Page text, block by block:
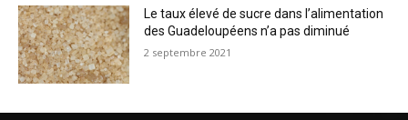
Le taux élevé de sucre dans l’alimentation
des Guadeloupéens n’a pas diminué
2 septembre 2021